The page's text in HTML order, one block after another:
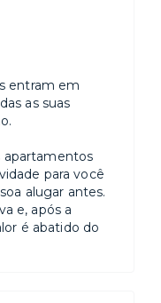
entram em
as suas
apartamentos
para você
alugar antes.
e, após a
é abatido do